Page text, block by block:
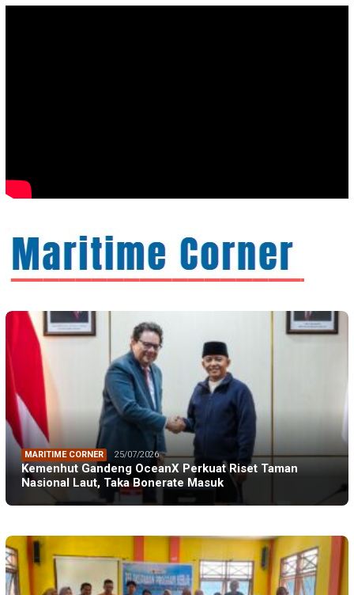
MARITIME CORNER 25/07/2026
Kemenhut Gandeng OceanX Perkuat Riset Taman
Nasional Laut, Taka Bonerate Masuk